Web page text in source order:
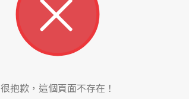
很抱歉，這個頁面不存在！